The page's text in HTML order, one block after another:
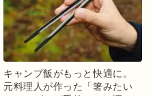
キャンプ飯がもっと快適に。
元料理人が作った「箸みたい